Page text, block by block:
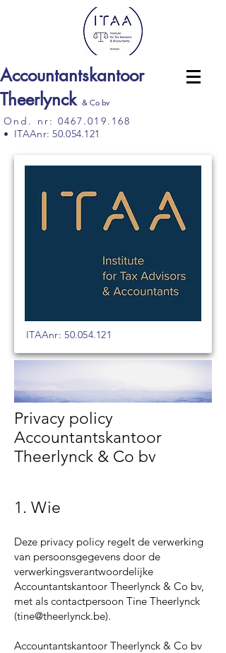
Accountantskantoor
Theerlynck & Co bv
Ond. nr: 0467.019.168
• ITAAnr: 50.054.121
ITAAnr:50.054.121
Privacy policy
Accountantskantoor
Theerlynck & Co bv
1. Wie
Deze privacy policy regelt de verwerking
van persoonsgegevens door de
verwerkingsverantwoordelijke
Accountantskantoor Theerlynck & Co bv,
met als contactpersoon Tine Theerlynck
(tine@theerlynck.be).
Accountantskantoor Theerlynck & Co bv